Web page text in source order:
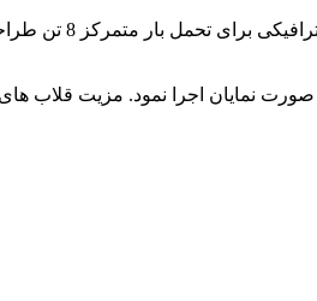
ضخامت و نوع آرماتوربندی بستگی به وضعیت
صورت نمایان اجرا نمود. مزیت قلاب